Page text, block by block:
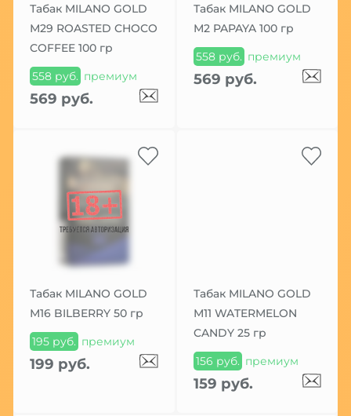
Табак MILANO GOLD
М29 ROASTED CHOCO
COFFEE 100 гр
558 руб. премиум
569 руб.
Табак MILANO GOLD
М2 PAPAYA 100 гр
558 руб. премиум
569 руб.
Табак MILANO GOLD
М16 BILBERRY 50 гр
195 руб. премиум
199 руб.
Табак MILANO GOLD
М11 WATERMELON
CANDY 25 гр
156 руб. премиум
159 руб.